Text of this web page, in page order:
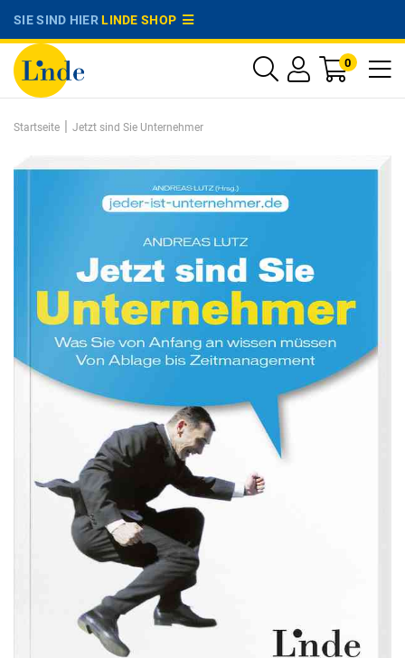
SIE SIND HIERLINDE SHOP
0
Startseite | Jetzt sind Sie Unternehmer